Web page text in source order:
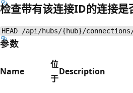
检查带有该连接ID的连接是
HEAD /api/hubs/{hub}/
参数
Name
位
于
Description